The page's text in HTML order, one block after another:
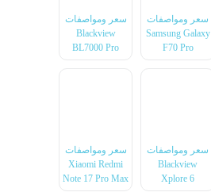
سعر ومواصفات
Samsung Galaxy
F70 Pro
سعر ومواصفات
Blackview
BL7000 Pro
سعر ومواصفات
Blackview
Xplore 6
سعر ومواصفات
Xiaomi Redmi
Note 17 Pro Max